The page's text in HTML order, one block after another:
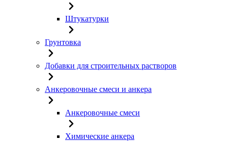
Штукатурки
Грунтовка
Добавки для строительных растворов
Анкеровочные смеси и анкера
Анкеровочные смеси
Химические анкера